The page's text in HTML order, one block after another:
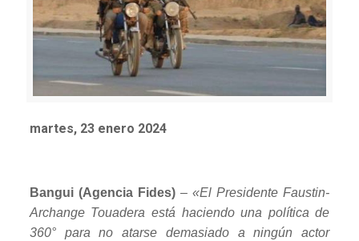
martes, 23 enero 2024
Bangui (Agencia Fides)–«El Presidente Faustin-
Archange Touadera está haciendo una política de
360° para no atarse demasiado a ningún actor